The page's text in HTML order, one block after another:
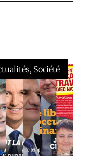
, Société